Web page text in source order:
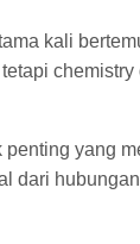
kali
yang
dari